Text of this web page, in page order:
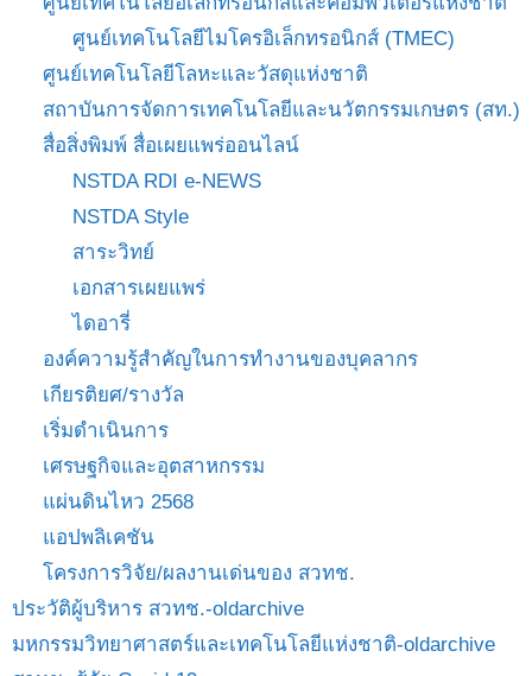
ศูนย์เทคโนโลยีไมโครอิเล็กทรอนิกส์ (TMEC)
ศูนย์เทคโนโลยีโลหะและวัสดุแห่งชาติ
สถาบันการจัดการเทคโนโลยีและนวัตกรรมเกษตร (สท.)
สื่อสิ่งพิมพ์ สื่อเผยแพร่ออนไลน์
NSTDA RDI e-NEWS
NSTDA Style
สาระวิทย์
เอกสารเผยแพร่
ไดอารี่
องค์ความรู้สำคัญในการทำงานของบุคลากร
เกียรติยศ/รางวัล
เริ่มดำเนินการ
เศรษฐกิจและอุตสาหกรรม
แผ่นดินไหว 2568
แอปพลิเคชัน
โครงการวิจัย/ผลงานเด่นของ สวทช.
ประวัติผู้บริหาร สวทช.-oldarchive
มหกรรมวิทยาศาสตร์และเทคโนโลยีแห่งชาติ-oldarchive